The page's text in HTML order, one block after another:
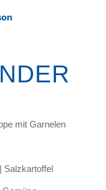
mit Garnelen
Salzkartoffel